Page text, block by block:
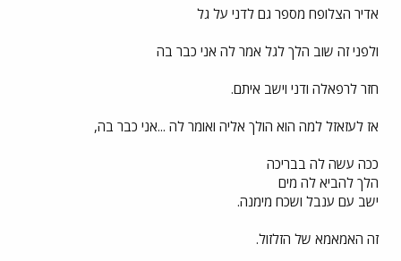
אדיר הצלופח מספר גם לדני על גל
ולפני זה שוב הלך לגל אמר לה אני כבר בה
חזר לרפאלה ודני וישב איתם.
אז לעזאזל למה הוא הולך אליה ואומר לה ...אני כבר בה,
ככה עשה לה בבריכה
הלך להביא לה מים
ישב עם ענבל ושכח מימנה.
זה האמאמא של הזלזול.